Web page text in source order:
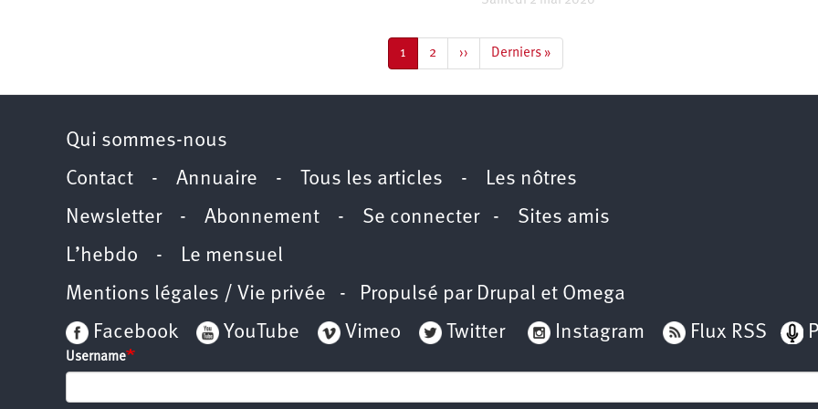
Page
courante
1 Page
2
Page
suivante
››
Dernière
page
Derniers »
Qui sommes-nous
Contact - Annuaire - Tous les articles - Les nôtres
Newsletter- Abonnement - Se connecter- Sites amis
L’hebdo - Le mensuel
Mentions légales / Vie privée - Propulsé par Drupal et Omega
Facebook
YouTube Vimeo Twitter Instagram Flux RSS
Username